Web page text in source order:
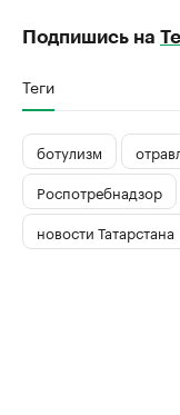
Подпишись на
Теги
ботулизм
Роспотребнадзор
новости Татарстана